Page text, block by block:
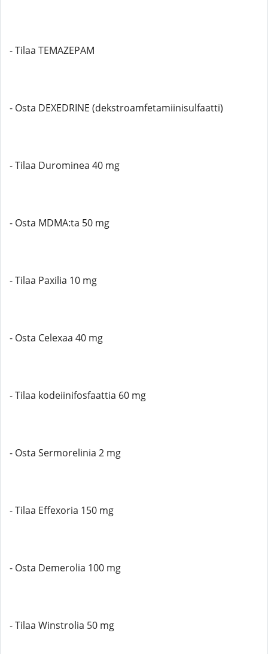
- Tilaa TEMAZEPAM
- Osta DEXEDRINE (dekstroamfetamiinisulfaatti)
- Tilaa Durominea 40 mg
- Osta MDMA:ta 50 mg
- Tilaa Paxilia 10 mg
- Osta Celexaa 40 mg
- Tilaa kodeiinifosfaattia 60 mg
- Osta Sermorelinia 2 mg
- Tilaa Effexoria 150 mg
- Osta Demerolia 100 mg
- Tilaa Winstrolia 50 mg